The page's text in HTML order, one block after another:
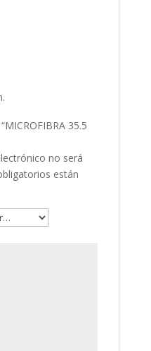
35.5
no será
están